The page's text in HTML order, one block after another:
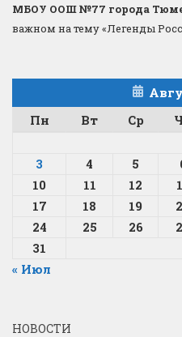
МБОУ ООШ №77 города
важном на тему «Легенды
Пн
Вт Ср
3
4 5
10
11 12
17
18 19
24
25 26
31
« Июл
НОВОСТИ